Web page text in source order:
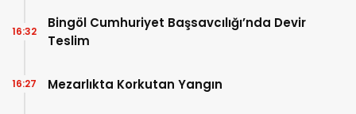
Bingöl Cumhuriyet Başsavcılığı’nda Devir
Teslim
16:32
Mezarlıkta Korkutan Yangın
16:27